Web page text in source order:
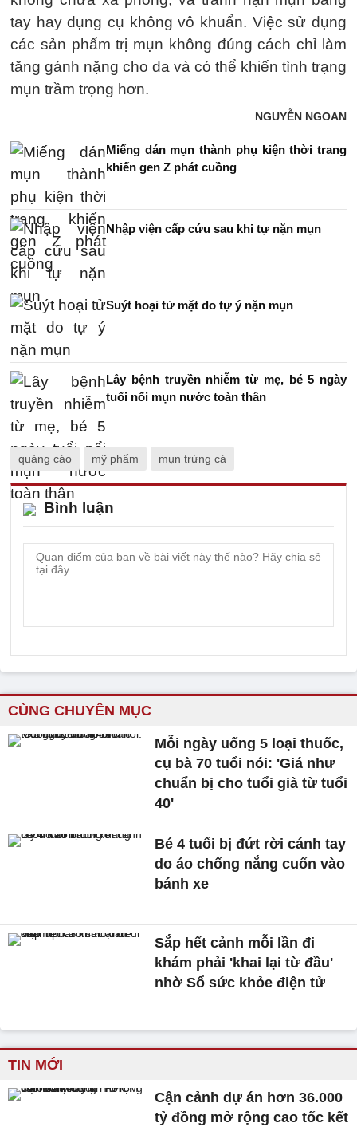
tay hay dụng cụ không vô khuẩn. Việc sử dụng
các sản phẩm trị mụn không đúng cách chỉ làm
tăng gánh nặng cho da và có thể khiến tình trạng
mụn trầm trọng hơn.
NGUYỄN NGOAN
Miếng dán mụn thành phụ kiện thời trang
khiến gen Z phát cuồng
Nhập viện cấp cứu sau khi tự nặn mụn
Suýt hoại tử mặt do tự ý nặn mụn
Lây bệnh truyền nhiễm từ mẹ, bé 5 ngày
tuổi nổi mụn nước toàn thân
quảng cáo mỹ phẩm mụn trứng cá
Bình luận
CÙNG CHUYÊN MỤC
Mỗi ngày uống 5 loại thuốc,
cụ bà 70 tuổi nói: 'Giá như
chuẩn bị cho tuổi già từ tuổi
40'
Bé 4 tuổi bị đứt rời cánh tay
do áo chống nắng cuốn vào
bánh xe
Sắp hết cảnh mỗi lần đi
khám phải 'khai lại từ đầu'
nhờ Sổ sức khỏe điện tử
TIN MỚI
Cận cảnh dự án hơn 36.000
tỷ đồng mở rộng cao tốc kết